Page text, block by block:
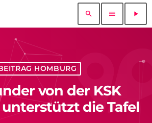
search menu play_arrow
HOMBURG
von der KSK
unterstützt die Tafel